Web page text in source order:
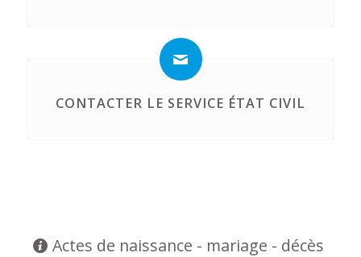
CONTACTER LE SERVICE ÉTAT CIVIL
Actes de naissance - mariage - décès